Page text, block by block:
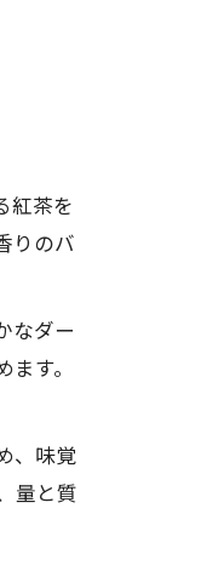
紅茶を
りのバ
なダー
す。
、味覚
量と質